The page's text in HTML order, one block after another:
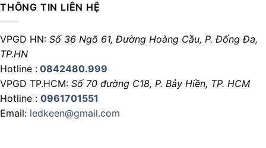
THÔNG TIN LIÊN HỆ
VPGD HN: Số 36 Ngõ 61, Đường Hoàng Cầu, P. Đống Đa,
TP.HN
Hotline : 0842480.999
VPGD TP.HCM: Số 70 đường C18, P. Bảy Hiền, TP. HCM
Hotline : 0961701551
Email: ledkeen@gmail.com